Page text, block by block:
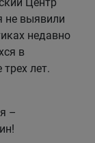
не выявили
недавно
в
лет.
–